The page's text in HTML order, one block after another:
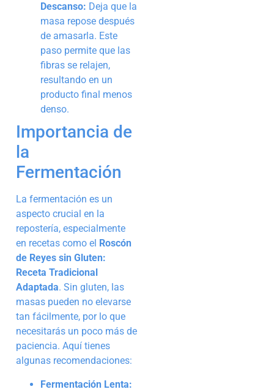
Descanso: Deja que la
masa repose después
de amasarla. Este
paso permite que las
fibras se relajen,
resultando en un
producto final menos
denso.
Importancia de
la
Fermentación
La fermentación es un
aspecto crucial en la
repostería, especialmente
en recetas como el Roscón
de Reyes sin Gluten:
Receta Tradicional
Adaptada. Sin gluten, las
masas pueden no elevarse
tan fácilmente, por lo que
necesitarás un poco más de
paciencia. Aquí tienes
algunas recomendaciones:
Fermentación Lenta: